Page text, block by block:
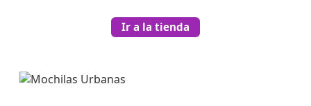
Ir a la tienda